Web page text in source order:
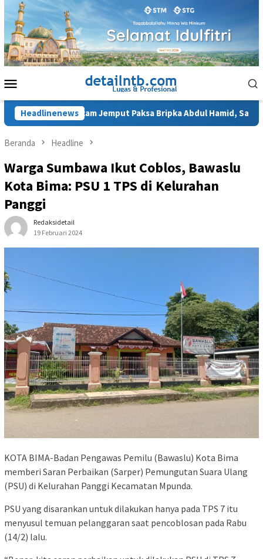
Loncat
konten
Mobile
Headlinenews
JPU Ancam Jemput Paksa Bripka Abdul Hamid, Saksi Kasus
Beranda Headline
Warga Sumbawa Ikut Coblos, Bawaslu
Kota Bima: PSU 1 TPS di Kelurahan
Panggi
Redaksidetail
19 Februari 2024
KOTA BIMA-Badan Pengawas Pemilu (Bawaslu) Kota Bima
memberi Saran Perbaikan (Sarper) Pemungutan Suara Ulang
(PSU) di Kelurahan Panggi Kecamatan Mpunda.
PSU yang disarankan untuk dilakukan hanya pada TPS 7 itu
menyusul temuan pelanggaran saat pencoblosan pada Rabu
(14/2) lalu.